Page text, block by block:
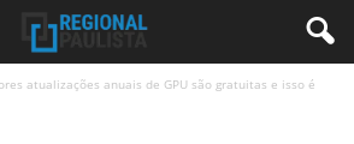
atualizações anuais de GPU são gratuitas e isso é